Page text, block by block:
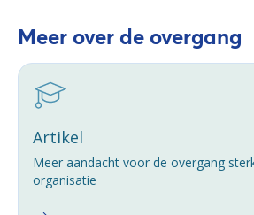
Meer over de overgang
Artikel
Meer aandacht voor de overgang
organisatie